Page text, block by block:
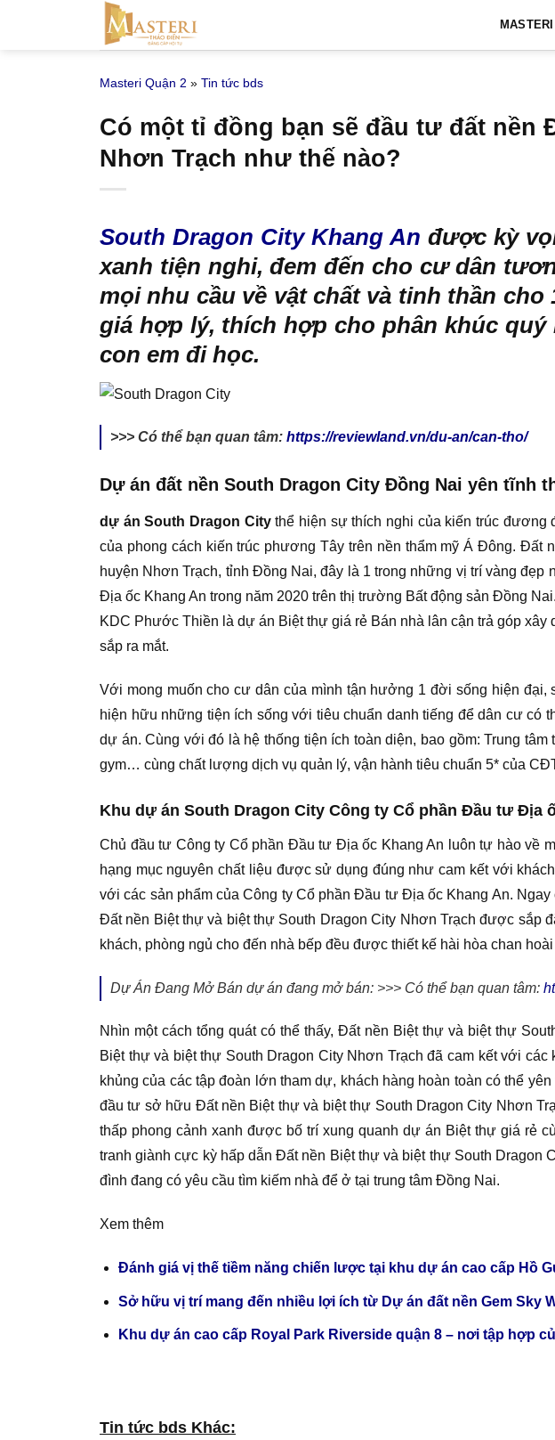
Masteri Quận 2 » Tin tức bds
Có một tỉ đồng bạn sẽ đầu tư đất
Nhơn Trạch như thế nào?
South Dragon City Khang An được kỳ
xanh tiện nghi, đem đến cho cư dân
mọi nhu cầu về vật chất và tinh thần
giá hợp lý, thích hợp cho phân khúc
con em đi học.
>>> Có thể bạn quan tâm: https://reviewland.vn/du-an/can-tho/
Dự án đất nền South Dragon City Đồng Nai yên tĩnh
dự án South Dragon Citythể hiện sự thích nghi của kiến trúc đương
của phong cách kiến trúc phương Tây trên nền thẩm mỹ Á Đông.
huyện Nhơn Trạch, tỉnh Đồng Nai, đây là 1 trong những vị trí vàng
Địa ốc Khang An trong năm 2020 trên thị trường Bất động sản Đồng
KDC Phước Thiền là dự án Biệt thự giá rẻ Bán nhà lân cận trả góp
sắp ra mắt.
Với mong muốn cho cư dân của mình tận hưởng 1 đời sống hiện
hiện hữu những tiện ích sống với tiêu chuẩn danh tiếng để dân cư có
dự án. Cùng với đó là hệ thống tiện ích toàn diện, bao gồm: Trung
gym… cùng chất lượng dịch vụ quản lý, vận hành tiêu chuẩn 5* của
Khu dự án South Dragon City Công ty Cổ phần Đầu tư Địa
Chủ đầu tư Công ty Cổ phần Đầu tư Địa ốc Khang An luôn tự hào về
hạng mục nguyên chất liệu được sử dụng đúng như cam kết với
với các sản phẩm của Công ty Cổ phần Đầu tư Địa ốc Khang An.
Đất nền Biệt thự và biệt thự South Dragon City Nhơn Trạch được sắp
khách, phòng ngủ cho đến nhà bếp đều được thiết kế hài hòa chan
Dự Án Đang Mở Bán dự án đang mở bán: >>> Có thể bạn quan tâm:
Nhìn một cách tổng quát có thể thấy, Đất nền Biệt thự và biệt thự
Biệt thự và biệt thự South Dragon City Nhơn Trạch đã cam kết với
khủng của các tập đoàn lớn tham dự, khách hàng hoàn toàn có thể
đầu tư sở hữu Đất nền Biệt thự và biệt thự South Dragon City Nhơn
thấp phong cảnh xanh được bố trí xung quanh dự án Biệt thự giá rẻ
tranh giành cực kỳ hấp dẫn Đất nền Biệt thự và biệt thự South
đình đang có yêu cầu tìm kiếm nhà để ở tại trung tâm Đồng Nai.
Xem thêm
Đánh giá vị thế tiềm năng chiến lược tại khu dự án cao cấp Hồ
Sở hữu vị trí mang đến nhiều lợi ích từ Dự án đất nền Gem Sky
Khu dự án cao cấp Royal Park Riverside quận 8 – nơi tập hợp
Tin tức bds Khác: